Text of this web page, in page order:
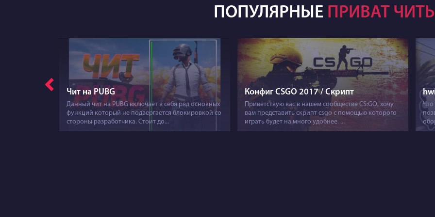
ПОПУЛЯРНЫЕ ПРИВАТ
Чит на PUBG
Данный чит на PUBG включает в себя ряд основных
функций который не подвергается блокировкой со
стороны разработчика. Стоит до...
Конфиг CSGO 2017 / Скрипт
Приветствую вас в нашем сообществе CS:GO, хочу
вам представить скрипт csgo с помощью которого
играть будет на много удобнее. ...
Что